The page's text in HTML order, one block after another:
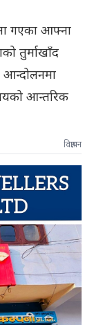
गएका आफ्ना
तुर्माखाँद
आन्दोलनमा
आन्तरिक
विज्ञापन